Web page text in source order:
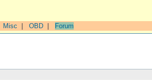
Misc OBD Forum